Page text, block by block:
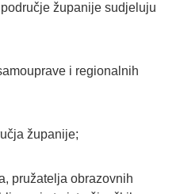
županije sudjeluju
i regionalnih
županije;
pružatelja obrazovnih